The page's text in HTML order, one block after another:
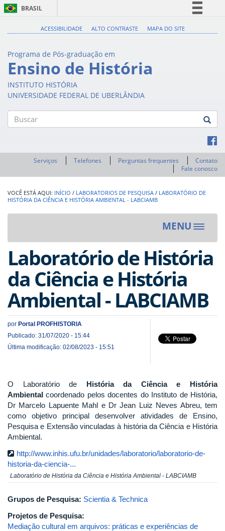
BRASIL
Acesso à informação
ACESSIBILIDADE ALTO CONTRASTE MAPA DO SITE
Programa de Pós-graduação em
Ensino de História
INSTITUTO HISTÓRIA
UNIVERSIDADE FEDERAL DE UBERLÂNDIA
Serviços Telefones Perguntas frequentes
Contato
Fale conosco
INÍCIO / LABORATORIOS DE PESQUISA / LABORATÓRIO DE
HISTÓRIA DA CIÊNCIA E HISTÓRIA AMBIENTAL - LABCIAMB
MENU
Toggle
Laboratório de História
da Ciência e História
Ambiental - LABCIAMB
por Portal PROFHISTORIA
Publicado: 31/07/2020 - 15:44
Última modificação: 02/08/2023 - 15:51
O Laboratório de História da Ciência e História
Ambiental coordenado pelos docentes do Instituto de História,
Dr Marcelo Lapuente Mahl e Dr Jean Luiz Neves Abreu, tem
como objetivo principal desenvolver atividades de Ensino,
Pesquisa e Extensão vinculadas à história da Ciência e História
Ambiental.
http://www.inhis.ufu.br/unidades/laboratorio/laboratorio-de-
historia-da-ciencia-...
Laboratório de História da Ciência e História Ambiental - LABCIAMB
Grupos de Pesquisa: Scientia & Technica
Projetos de Pesquisa:
Mediação cultural em arquivos: práticas e experiências de